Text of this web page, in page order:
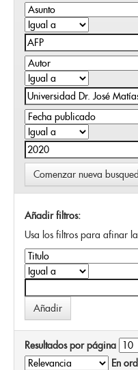
Comenzar nueva
Añadir filtros:
Usa los filtros para afinar la
Resultados por página
En